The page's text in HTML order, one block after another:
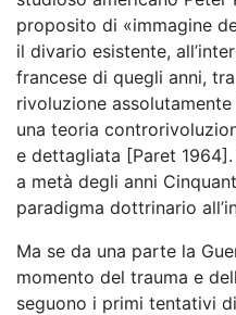
proposito di «immagine
il divario esistente,
francese di quegli anni,
rivoluzione
una teoria
e dettagliata [Paret
a metà degli anni
paradigma dottrinario
Ma se da una parte la
momento del trauma e
seguono i primi tentativi